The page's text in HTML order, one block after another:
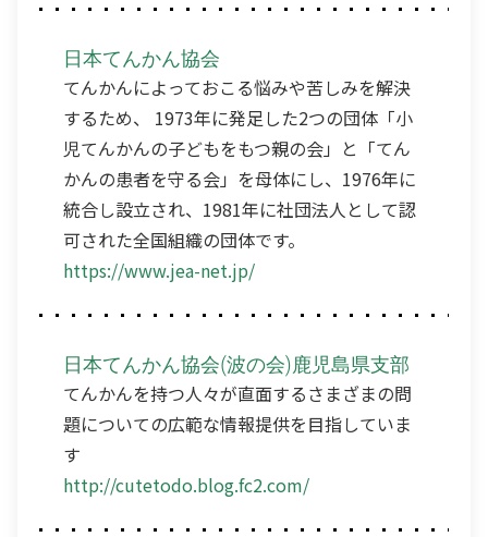
日本てんかん協会
てんかんによっておこる悩みや苦しみを解決
するため、 1973年に発足した2つの団体「小
児てんかんの子どもをもつ親の会」と「てん
かんの患者を守る会」を母体にし、1976年に
統合し設立され、1981年に社団法人として認
可された全国組織の団体です。
https://www.jea-net.jp/
日本てんかん協会(波の会)鹿児島県支部
てんかんを持つ人々が直面するさまざまの問
題についての広範な情報提供を目指していま
す
http://cutetodo.blog.fc2.com/